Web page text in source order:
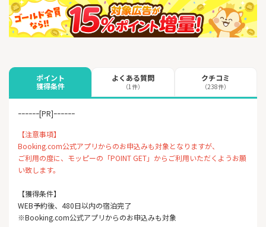
ポイント
獲得条件
よくある質問
（1件）
クチコミ
（238件）
ｰｰｰｰｰｰ[PR]ｰｰｰｰｰｰ
【注意事項】
Booking.com公式アプリからのお申込みも対象となりますが、
ご利用の度に、モッピーの「POINT GET」からご利用いただくようお願
い致します。
【獲得条件】
WEB予約後、480日以内の宿泊完了
※Booking.com公式アプリからのお申込みも対象